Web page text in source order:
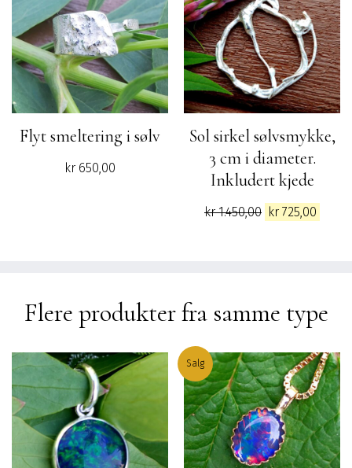
Flyt smeltering i sølv
kr 650,00
Sol sirkel sølvsmykke,
3 cm i diameter.
Inkludert kjede
kr1.450,00 Opprinnelig
kr 725,00
Flere produkter fra samme type
Salg